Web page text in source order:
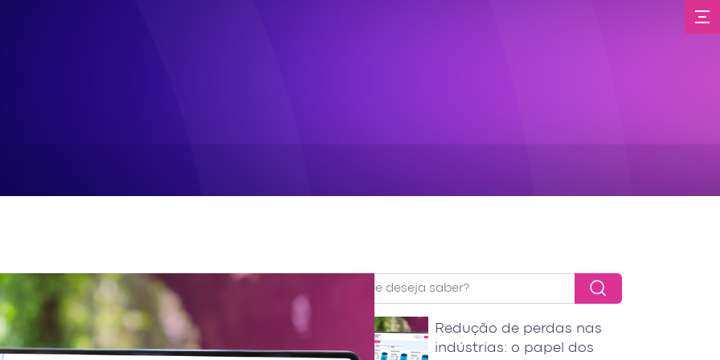
Redução de perdas nas
indústrias: o papel dos